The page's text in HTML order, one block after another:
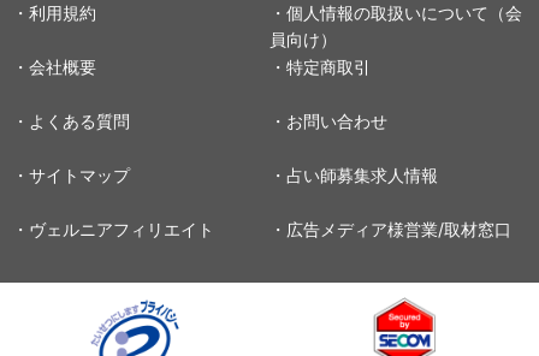
・利用規約
・個人情報の取扱いについて（会
員向け）
・会社概要
・特定商取引
・よくある質問 ・お問い合わせ
・サイトマップ ・占い師募集求人情報
・ヴェルニアフィリエイト ・広告メディア様営業/取材窓口